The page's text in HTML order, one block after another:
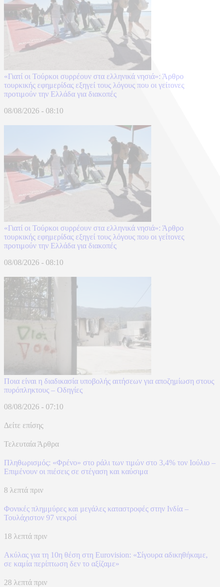
«Γιατί οι Τούρκοι συρρέουν στα ελληνικά νησιά»: Άρθρο
τουρκικής εφημερίδας εξηγεί τους λόγους που οι γείτονες
προτιμούν την Ελλάδα για διακοπές
08/08/2026 - 08:10
«Γιατί οι Τούρκοι συρρέουν στα ελληνικά νησιά»: Άρθρο
τουρκικής εφημερίδας εξηγεί τους λόγους που οι γείτονες
προτιμούν την Ελλάδα για διακοπές
08/08/2026 - 08:10
Ποια είναι η διαδικασία υποβολής αιτήσεων για αποζημίωση στους
πυρόπληκτους – Οδηγίες
08/08/2026 - 07:10
Δείτε επίσης
Τελευταία Άρθρα
Πληθωρισμός: «Φρένο» στο ράλι των τιμών στο 3,4% τον Ιούλιο –
Επιμένουν οι πιέσεις σε στέγαση και καύσιμα
8 λεπτά πριν
Φονικές πλημμύρες και μεγάλες καταστροφές στην Ινδία –
Τουλάχιστον 97 νεκροί
18 λεπτά πριν
Ακύλας για τη 10η θέση στη Eurovision: «Σίγουρα αδικηθήκαμε,
σε καμία περίπτωση δεν το αξίζαμε»
28 λεπτά πριν